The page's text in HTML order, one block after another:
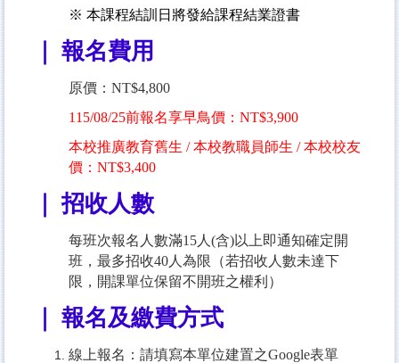
※ 本課程結訓日將發給課程結業證書
｜ 報名費用
原價：NT$4,800
115/08/25前報名享早鳥價：NT$3,900
本校推廣教育舊生 / 本校教職員師生 / 本校校友
價：NT$3,400
｜ 招收人數
每班次報名人數滿15人(含)以上即通知確定開
班，最多招收40人為限（若招收人數未達下
限，開課單位保留不開班之權利）
｜ 報名及繳費方式
線上報名：請填寫本單位建置之Google表單